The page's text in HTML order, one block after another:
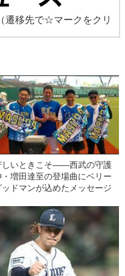
（遷移先で☆マークをクリ
しいときこそ――西武の守護
・増田達至の登場曲にベリー
ッドマンが込めたメッセージ